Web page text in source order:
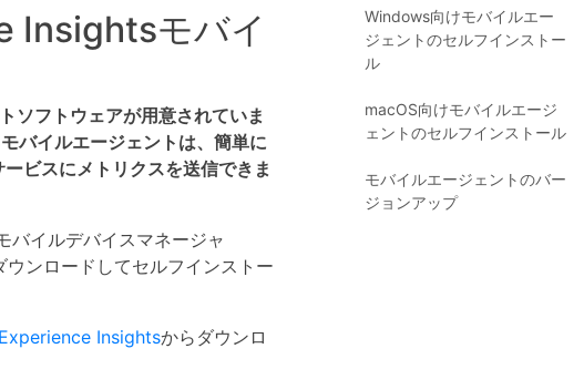
Insightsモバイ
ソフトウェアが用意されていま
バイルエージェントは、簡単に
ビスにメトリクスを送信できま
イルデバイスマネージャ
ンロードしてセルフインストー
Insightsからダウンロ
Windows向けモバイルエー
ジェントのセルフインストー
ル
macOS向けモバイルエージ
ェントのセルフインストール
モバイルエージェントのバー
ジョンアップ